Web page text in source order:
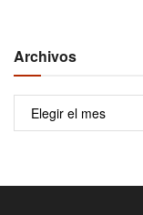
Archivos